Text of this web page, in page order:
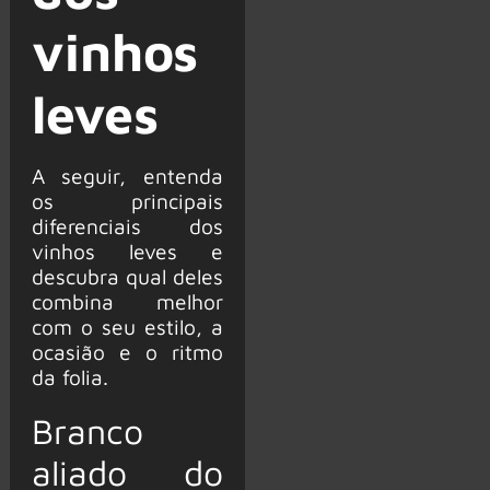
vinhos
leves
A seguir, entenda
os principais
diferenciais dos
vinhos leves e
descubra qual deles
combina melhor
com o seu estilo, a
ocasião e o ritmo
da folia.
Branco
aliado do